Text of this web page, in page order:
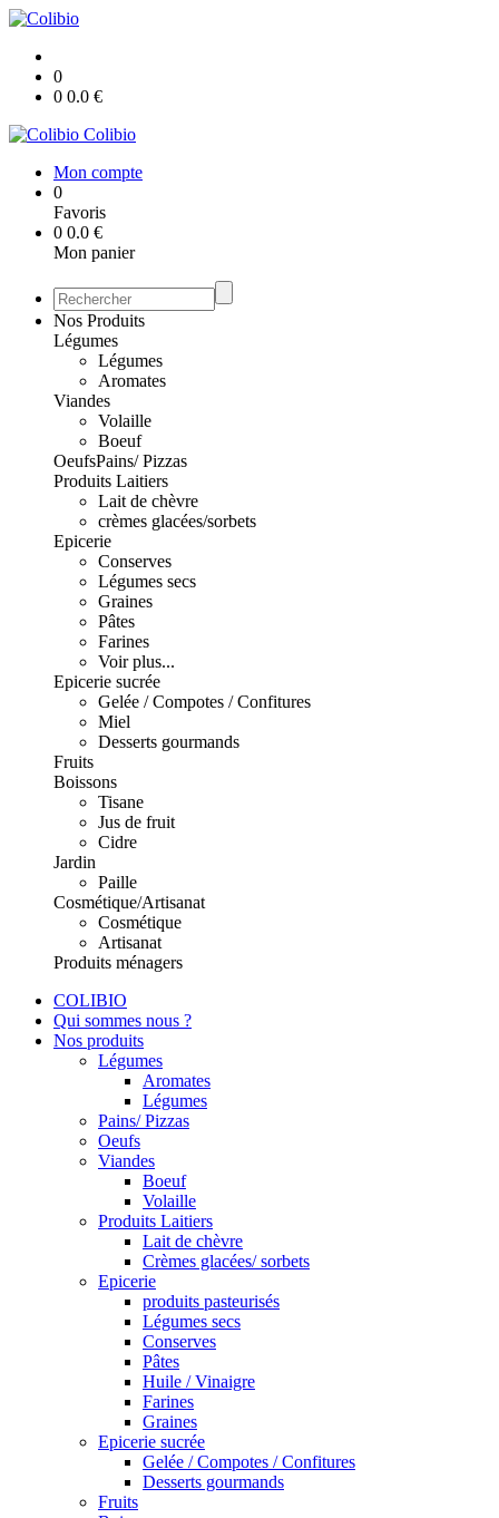
0
0 0.0 €
Colibio
Mon compte
0
Favoris
0 0.0 €
Mon panier
Nos Produits
Légumes
Légumes
Aromates
Viandes
Volaille
Boeuf
OeufsPains/ Pizzas
Produits Laitiers
Lait de chèvre
crèmes glacées/sorbets
Epicerie
Conserves
Légumes secs
Graines
Pâtes
Farines
Voir plus...
Epicerie sucrée
Gelée / Compotes / Confitures
Miel
Desserts gourmands
Fruits
Boissons
Tisane
Jus de fruit
Cidre
Jardin
Paille
Cosmétique/Artisanat
Cosmétique
Artisanat
Produits ménagers
COLIBIO
Qui sommes nous ?
Nos produits
Légumes
Aromates
Légumes
Pains/ Pizzas
Oeufs
Viandes
Boeuf
Volaille
Produits Laitiers
Lait de chèvre
Crèmes glacées/ sorbets
Epicerie
produits pasteurisés
Légumes secs
Conserves
Pâtes
Huile / Vinaigre
Farines
Graines
Epicerie sucrée
Gelée / Compotes / Confitures
Desserts gourmands
Fruits